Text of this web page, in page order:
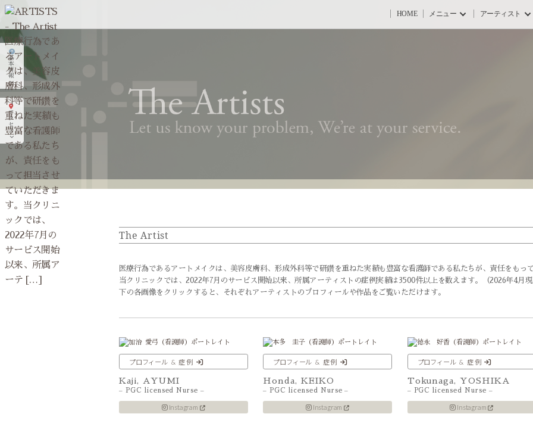
ing+
（ア
イ・
エ
ヌ・
ジ
ー・
プ
ラ
ス）
HOME メニュー アーティスト
基
本
情
報
ア
ク
セ
ス
The Artist
医療行為であるアートメイクは、美容皮膚科、形成外科等で研鑽を重ねた実績も豊富な看護師である私たちが、責任をもっ
当クリニックでは、2022年7月のサービス開始以来、所属アーティストの症例実績は3500件以上を数えます。（2026年4月現
下の各画像を クリック すると、それぞれアーティストのプロフィールや作品をご覧いただけます。
プロフィール & 症 例
Kaji, AYUMI
– PGC licensed Nurse –
Instagram
プロフィール & 症 例
Honda, KEIKO
– PGC licensed Nurse –
Instagram
プロフィール & 症 例
Tokunaga, YOSHIKA
– PGC licensed Nurse –
Instagram